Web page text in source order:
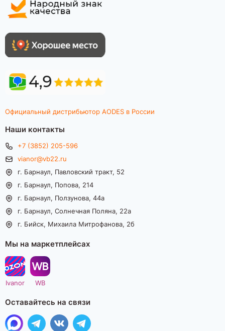
Официальный дистрибьютор AODES в России
Наши контакты
+7 (3852) 205-596
vianor@vb22.ru
г. Барнаул, Павловский тракт, 52
г. Барнаул, Попова, 214
г. Барнаул, Ползунова, 44а
г. Барнаул, Солнечная Поляна, 22а
г. Бийск, Михаила Митрофанова, 2б
Мы на маркетплейсах
Ivanor WB
Оставайтесь на связи